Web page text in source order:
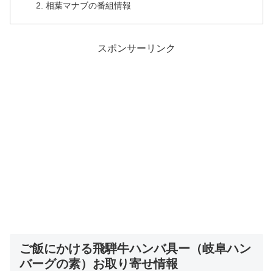
相葉マナブの番組情報
スポンサーリンク
ご飯にかける飛騨牛ハンバ具ー（岐阜ハン
バーグの素）お取り寄せ情報